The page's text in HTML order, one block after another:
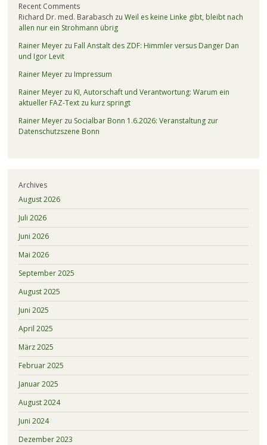
Recent Comments
Richard Dr. med. Barabasch zu Weil es keine Linke gibt, bleibt nach
allen nur ein Strohmann übrig
Rainer Meyerzu Fall Anstalt des ZDF: Himmler versus Danger Dan
und Igor Levit
Rainer Meyerzu Impressum
Rainer Meyerzu KI, Autorschaft und Verantwortung: Warum ein
aktueller FAZ-Text zu kurz springt
Rainer Meyerzu Socialbar Bonn 1.6.2026: Veranstaltung zur
Datenschutzszene Bonn
Archives
August 2026
Juli 2026
Juni 2026
Mai 2026
September 2025
August 2025
Juni 2025
April 2025
März 2025
Februar 2025
Januar 2025
August 2024
Juni 2024
Dezember 2023